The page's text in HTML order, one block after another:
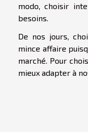
modo, choisir
besoins.
De nos jours,
mince affaire
marché. Pour
mieux adapter à